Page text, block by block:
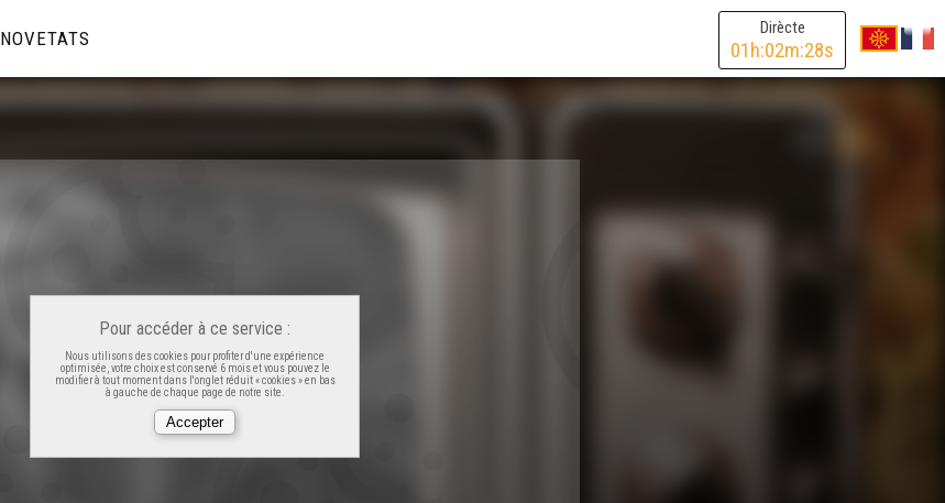
Dirècte
01h:02m:28s
NOVETATS
Pour accéder à ce service :
Nous utilisons des cookies pour profiter d'une expérience
optimisée, votre choix est conservé 6 mois et vous pouvez le
modifier à tout moment dans l'onglet réduit « cookies » en bas
à gauche de chaque page de notre site.